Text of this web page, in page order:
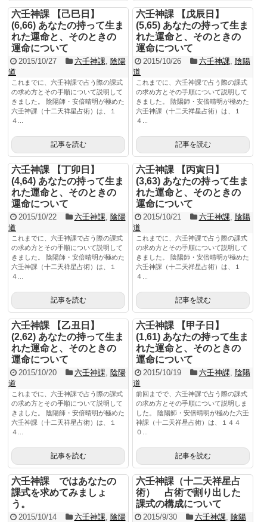
六壬神課 【己巳日】
(6,66) あなたの持って生ま
れた運命と、そのときの
運命について
2015/10/27 六壬神課
陰陽
道
これまでに、六壬神課で占う際の課式
の求め方とその手順について説明して
きました。 陰陽師・安倍晴明が極めた
六壬神課（十二天祥星占術）は、１
４...
記事を読む
六壬神課 【戊辰日】
(5,65) あなたの持って生ま
れた運命と、そのときの
運命について
2015/10/26 六壬神課
陰陽
道
これまでに、六壬神課で占う際の課式
の求め方とその手順について説明して
きました。 陰陽師・安倍晴明が極めた
六壬神課（十二天祥星占術）は、１
４...
記事を読む
六壬神課 【丁卯日】
(4,64) あなたの持って生ま
れた運命と、そのときの
運命について
2015/10/22 六壬神課
陰陽
道
これまでに、六壬神課で占う際の課式
の求め方とその手順について説明して
きました。 陰陽師・安倍晴明が極めた
六壬神課（十二天祥星占術）は、１
４...
記事を読む
六壬神課 【丙寅日】
(3,63) あなたの持って生ま
れた運命と、そのときの
運命について
2015/10/21 六壬神課
陰陽
道
これまでに、六壬神課で占う際の課式
の求め方とその手順について説明して
きました。 陰陽師・安倍晴明が極めた
六壬神課（十二天祥星占術）は、１
４...
記事を読む
六壬神課 【乙丑日】
(2,62) あなたの持って生ま
れた運命と、そのときの
運命について
2015/10/20 六壬神課
陰陽
道
これまでに、六壬神課で占う際の課式
の求め方とその手順について説明して
きました。 陰陽師・安倍晴明が極めた
六壬神課（十二天祥星占術）は、１
４...
記事を読む
六壬神課 【甲子日】
(1,61) あなたの持って生ま
れた運命と、そのときの
運命について
2015/10/19 六壬神課
陰陽
道
前回までで、六壬神課で占う際の課式
の求め方とその手順について説明しま
した。 陰陽師・安倍晴明が極めた六壬
神課（十二天祥星占術）は、１４４
０...
記事を読む
六壬神課 ではあなたの
課式を求めてみましょ
う。
2015/10/14 六壬神課
陰陽
六壬神課（十二天祥星占
術） 占術で割り出した
課式の構成について
2015/9/30 六壬神課
陰陽